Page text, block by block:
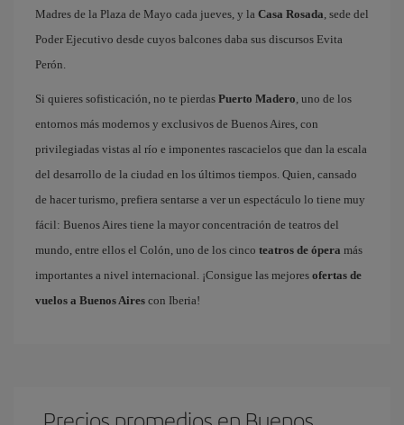
Madres de la Plaza de Mayo cada jueves, y la Casa Rosada, sede del
Poder Ejecutivo desde cuyos balcones daba sus discursos Evita
Perón.
Si quieres sofisticación, no te pierdas Puerto Madero, uno de los
entornos más modernos y exclusivos de Buenos Aires, con
privilegiadas vistas al río e imponentes rascacielos que dan la escala
del desarrollo de la ciudad en los últimos tiempos. Quien, cansado
de hacer turismo, prefiera sentarse a ver un espectáculo lo tiene muy
fácil: Buenos Aires tiene la mayor concentración de teatros del
mundo, entre ellos el Colón, uno de los cinco teatros de ópera más
importantes a nivel internacional. ¡Consigue las mejores ofertas de
vuelos a Buenos Aires con Iberia!